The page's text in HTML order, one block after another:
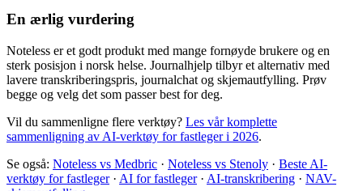
En ærlig vurdering
Noteless er et godt produkt med mange fornøyde brukere og en
sterk posisjon i norsk helse. Journalhjelp tilbyr et alternativ med
lavere transkriberingspris, journalchat og skjemautfylling. Prøv
begge og velg det som passer best for deg.
Vil du sammenligne flere verktøy? Les vår komplette
sammenligning av AI-verktøy for fastleger i 2026.
Se også: Noteless vs Medbric · Noteless vs Stenoly · Beste AI-
verktøy for fastleger· AI for fastleger· AI-transkribering · NAV-